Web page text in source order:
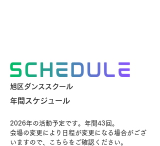
旭区ダンススクール
年間スケジュール
2026年の活動予定です。年間43回。
会場の変更により日程が変更になる場合がござ
いますので、こちらをご確認ください。